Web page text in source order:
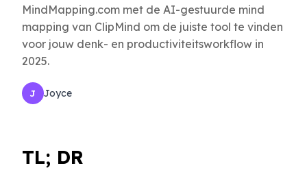
MindMapping.com met de AI-gestuurde mind
mapping van ClipMind om de juiste tool te vinden
voor jouw denk- en productiviteitsworkflow in
2025.
J Joyce
TL; DR